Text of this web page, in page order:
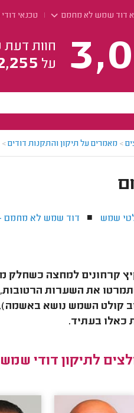
דוד שמש לא מחמם טכנאי
חוות דעת
על
> מאמרים על תיקון והתקנות דודים>
שמש ■ דוד שמש לא מחמם
קרחונים למחצה כשחלק
את השערות
קולט השמש נושא
כאלו בעתיד.
לתיקון דודי שמש